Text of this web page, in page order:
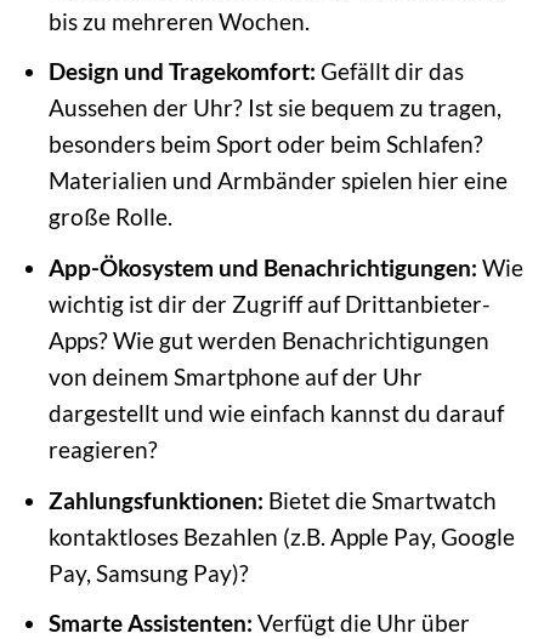
bis zu mehreren Wochen.
Design und Tragekomfort: Gefällt dir das
Aussehen der Uhr? Ist sie bequem zu tragen,
besonders beim Sport oder beim Schlafen?
Materialien und Armbänder spielen hier eine
große Rolle.
App-Ökosystem und Benachrichtigungen: Wie
wichtig ist dir der Zugriff auf Drittanbieter-
Apps? Wie gut werden Benachrichtigungen
von deinem Smartphone auf der Uhr
dargestellt und wie einfach kannst du darauf
reagieren?
Zahlungsfunktionen: Bietet die Smartwatch
kontaktloses Bezahlen (z.B. Apple Pay, Google
Pay, Samsung Pay)?
Smarte Assistenten: Verfügt die Uhr über